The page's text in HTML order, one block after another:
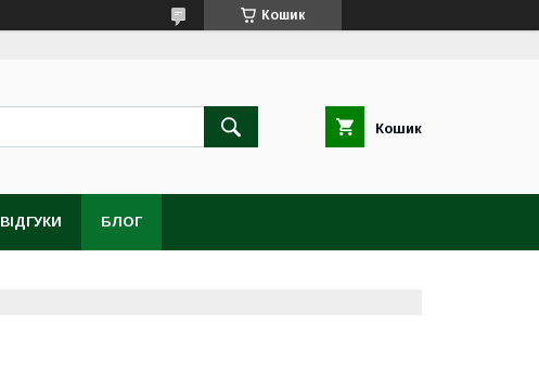
Кошик
Кошик
ВІДГУКИ БЛОГ